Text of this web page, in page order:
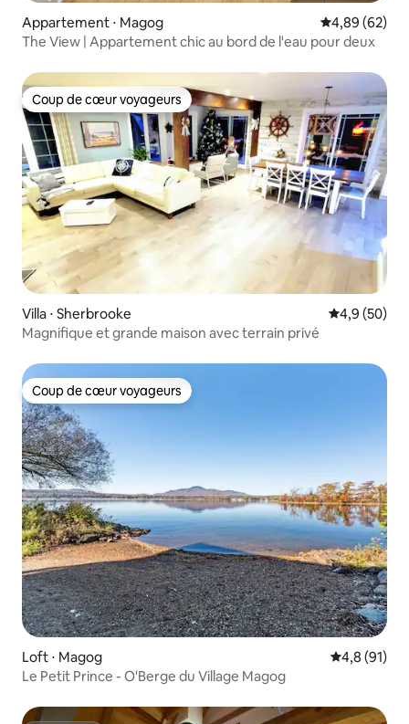
Appartement ⋅ Magog Évaluation
4,89 (62)
The View | Appartement chic au bord de l'eau pour deux
Coup de cœur voyageurs
Coup de cœur voyageurs
Villa ⋅ Sherbrooke Évaluation
4,9 (50)
Magnifique et grande maison avec terrain privé
Coup de cœur voyageurs
Coup de cœur voyageurs
Loft ⋅ Magog Évaluation
4,8 (91)
Le Petit Prince - O'Berge du Village Magog